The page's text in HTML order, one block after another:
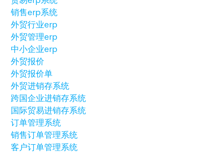
销售erp系统
外贸行业erp
外贸管理erp
中小企业erp
外贸报价
外贸报价单
外贸进销存系统
跨国企业进销存系统
国际贸易进销存系统
订单管理系统
销售订单管理系统
客户订单管理系统